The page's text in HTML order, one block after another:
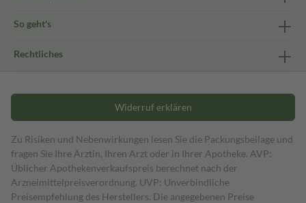
So geht's
Rechtliches
Widerruf erklären
Zu Risiken und Nebenwirkungen lesen Sie die Packungsbeilage und
fragen Sie Ihre Ärztin, Ihren Arzt oder in Ihrer Apotheke. AVP:
Üblicher Apothekenverkaufspreis berechnet nach der
Arzneimittelpreisverordnung. UVP: Unverbindliche
Preisempfehlung des Herstellers. Die angegebenen Preise